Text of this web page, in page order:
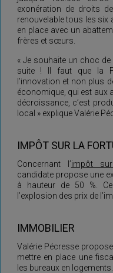
exonération de droits
renouvelable tous les six
en place avec un
frères et sœurs.
« Je souhaite un choc
suite ! Il faut que la
l’innovation et non plus
économique, qui est aux
décroissance, c’est
local » explique Valérie
IMPÔT SUR LA
Concernant l’impôt
candidate propose une
à hauteur de 50 %.
l’explosion des prix de
IMMOBILIER
Valérie Pécresse
mettre en place une
les bureaux en logements.